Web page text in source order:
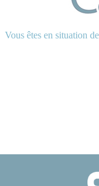
Vous êtes en situation